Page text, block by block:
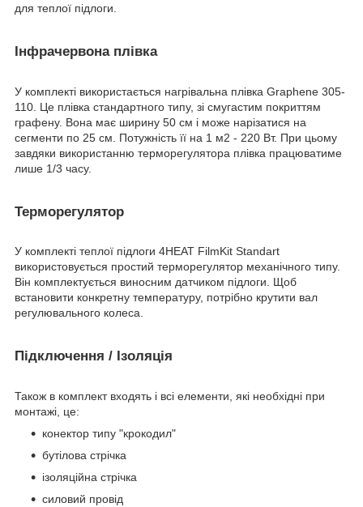
для теплої підлоги.
Інфрачервона плівка
У комплекті використається нагрівальна плівка Graphene 305-
110. Це плівка стандартного типу, зі смугастим покриттям
графену. Вона має ширину 50 см і може нарізатися на
сегменти по 25 см. Потужність її на 1 м2 - 220 Вт. При цьому
завдяки використанню терморегулятора плівка працюватиме
лише 1/3 часу.
Терморегулятор
У комплекті теплої підлоги 4HEAT FilmKit Standart
використовується простий терморегулятор механічного типу.
Він комплектується виносним датчиком підлоги. Щоб
встановити конкретну температуру, потрібно крутити вал
регулювального колеса.
Підключення / Ізоляція
Також в комплект входять і всі елементи, які необхідні при
монтажі, це:
конектор типу "крокодил"
бутілова стрічка
ізоляційна стрічка
силовий провід